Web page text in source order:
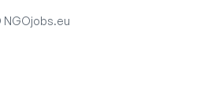
NGOjobs.eu